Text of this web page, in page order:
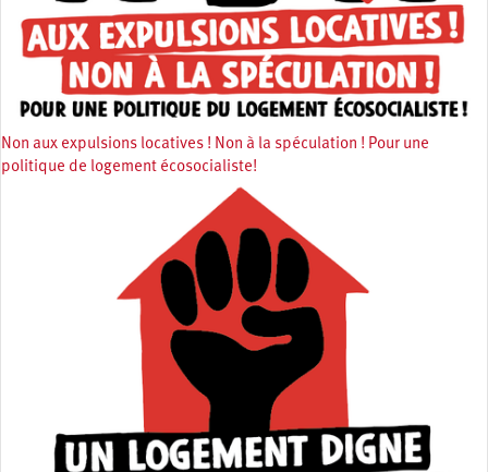
Non aux expulsions locatives ! Non à la spéculation ! Pour une
politique de logement écosocialiste!